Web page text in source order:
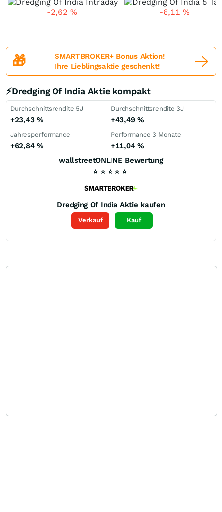
-2,62 % -6,11 %
🎁
SMARTBROKER+ Bonus Aktion!
Ihre Lieblingsaktie geschenkt!
⚡Dredging Of India Aktie kompakt
Durchschnittsrendite 5J
+23,43 %
Durchschnittsrendite 3J
+43,49 %
Jahresperformance
+62,84 %
Performance 3 Monate
+11,04 %
wallstreetONLINE Bewertung
⭐ ⭐ ⭐ ⭐ ⭐
Dredging Of India Aktie kaufen
Verkauf Kauf